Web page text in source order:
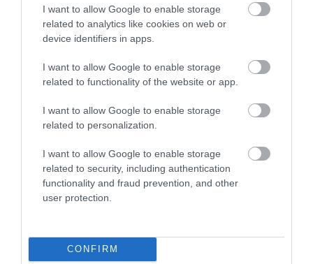
I want to allow Google to enable storage
related to analytics like cookies on web or
device identifiers in apps.
I want to allow Google to enable storage
related to functionality of the website or app.
I want to allow Google to enable storage
related to personalization.
I want to allow Google to enable storage
related to security, including authentication
functionality and fraud prevention, and other
user protection.
CONFIRM
INFLÁCIÓ MAGYARORSZÁGON
2026. augusztus 07|Mindenki ügye
MINDHÁROM ÜTEMBEN DOLGOZNAK A 25-
ÖS FŐÚTON EGERBEN
2026. augusztus 07